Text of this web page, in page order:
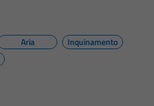
Aria
Inquinamento